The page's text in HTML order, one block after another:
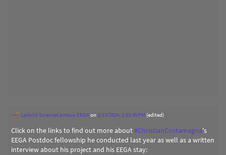
Leibniz ScienceCampus EEGAon2/13/2024, 1:13:45 PM (edited)
Click on the links to find out more about#ChristianCostamagna's
EEGA Postdoc fellowship he conducted last year as well as a written
interview about his project and his EEGA stay: